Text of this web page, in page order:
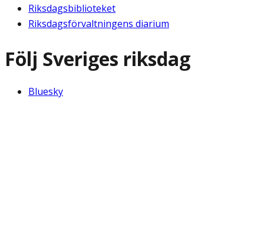
Riksdagsbiblioteket
Riksdagsförvaltningens diarium
Följ Sveriges riksdag
Bluesky